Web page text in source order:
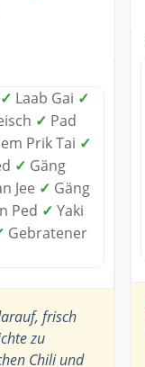
✓ Laab Gai ✓
✓ Pad
Prik Tai ✓
✓ Gäng
Jee ✓ Gäng
Ped ✓ Yaki
Gebratener
frisch
zu
Chili und